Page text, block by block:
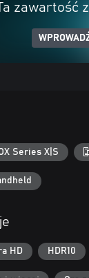
zawartość
Series X|S
HD HDR10